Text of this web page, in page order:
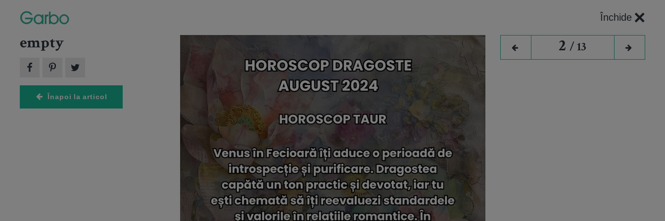
Închide ×
Articole recomandate
4 imagini
HOROSCOP
Marte în Rac până pe 28
septembrie. Șapte
12 imagini
HOROSCOP
Horoscop săptămânal: Care
este ziua ta norocoasă în
2 / 13
empty
Înapoi la articol